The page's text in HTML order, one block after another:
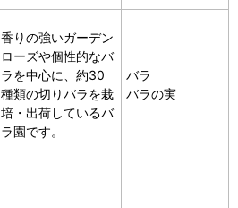
香りの強いガーデン
ローズや個性的なバ
ラを中心に、約30
種類の切りバラを栽
培・出荷しているバ
ラ園です。
バラ
バラの実